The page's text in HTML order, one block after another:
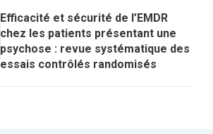
Efficacité et sécurité de l’EMDR
chez les patients présentant une
psychose : revue systématique des
essais contrôlés randomisés